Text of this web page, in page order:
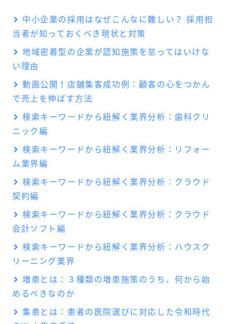
中小企業の採用はなぜこんなに難しい？ 採用担
当者が知っておくべき現状と対策
地域密着型の企業が認知施策を怠ってはいけな
い理由
動画公開！店舗集客成功例：顧客の心をつかん
で売上を伸ばす方法
検索キーワードから紐解く業界分析：歯科クリ
ニック編
検索キーワードから紐解く業界分析：リフォー
ム業界編
検索キーワードから紐解く業界分析：クラウド
契約編
検索キーワードから紐解く業界分析：クラウド
会計ソフト編
検索キーワードから紐解く業界分析：ハウスク
リーニング業界
増患とは：３種類の増患施策のうち、何から始
めるべきなのか
集患とは：患者の医院選びに対応した令和時代